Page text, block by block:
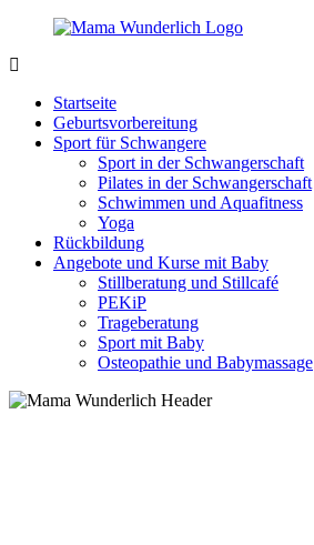
Zurück
Inhalt
sein
wunderbar!
Startseite
Geburtsvorbereitung
Sport für Schwangere
Sport in der Schwangerschaft
Pilates in der Schwangerschaft
Schwimmen und Aquafitness
Yoga
Rückbildung
Angebote und Kurse mit Baby
Stillberatung und Stillcafé
PEKiP
Trageberatung
Sport mit Baby
Osteopathie und Babymassage